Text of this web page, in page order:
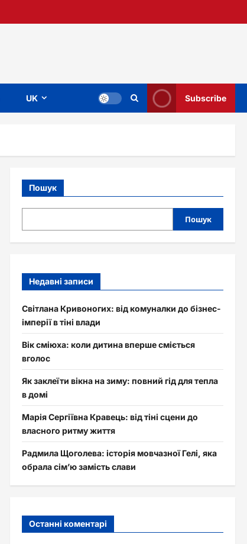
UK Subscribe
Пошук
Пошук
Недавні записи
Світлана Кривоногих: від комуналки до бізнес-
імперії в тіні влади
Вік сміюха: коли дитина вперше сміється
вголос
Як заклеїти вікна на зиму: повний гід для тепла
в домі
Марія Сергіївна Кравець: від тіні сцени до
власного ритму життя
Радмила Щоголева: історія мовчазної Гелі, яка
обрала сім’ю замість слави
Останні коментарі